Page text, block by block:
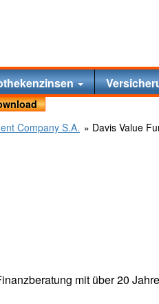
Company S.A. » Davis Value
mit über 20